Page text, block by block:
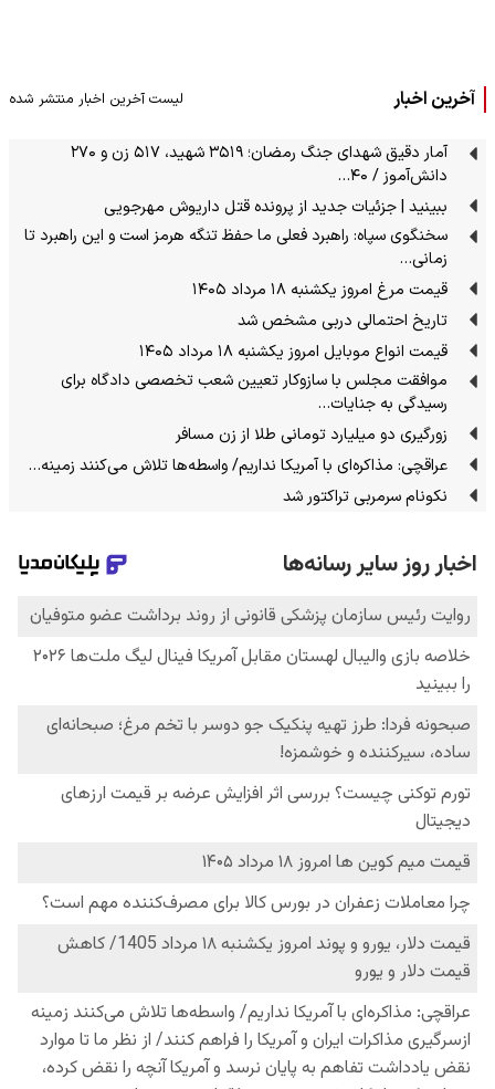
آخرین اخبار لیست آخرین اخبار منتشر شده
آمار دقیق شهدای جنگ رمضان؛ ۳۵۱۹ شهید، ۵۱۷ زن و ۲۷۰
دانش‌آموز / ۴۰…
ببینید | جزئیات جدید از پرونده قتل داریوش مهرجویی
سخنگوی سپاه: راهبرد فعلی ما حفظ تنگه هرمز است و این راهبرد تا
زمانی…
قیمت مرغ امروز یکشنبه ۱۸ مرداد ۱۴۰۵
تاریخ احتمالی دربی مشخص شد
قیمت انواع موبایل امروز یکشنبه ۱۸ مرداد ۱۴۰۵
موافقت مجلس با سازوکار تعیین شعب تخصصی دادگاه برای
رسیدگی به جنایات…
زورگیری دو میلیارد تومانی طلا از زن مسافر
عراقچی: مذاکره‌ای با آمریکا نداریم/ واسطه‌ها تلاش می‌کنند زمینه‌…
نکونام سرمربی تراکتور شد